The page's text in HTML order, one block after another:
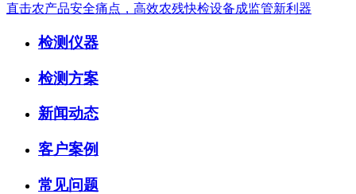
直击农产品安全痛点，高效农残快检设备成监管新利器
检测仪器
检测方案
新闻动态
客户案例
常见问题